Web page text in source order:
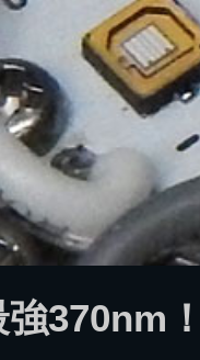
370nm